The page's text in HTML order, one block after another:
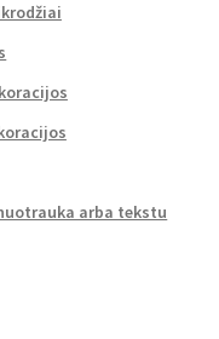
arba tekstu